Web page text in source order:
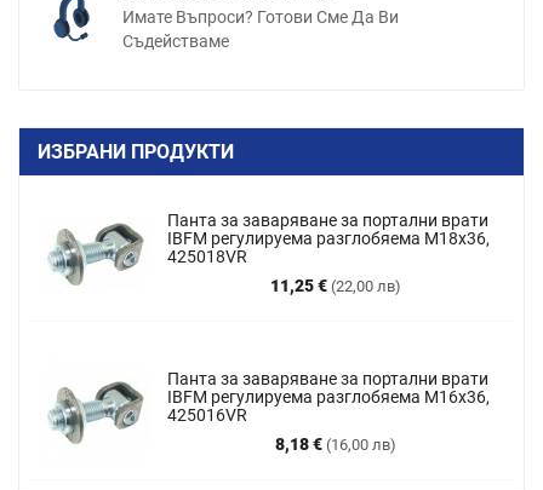
Имате Въпроси? Готови Сме Да Ви
Съдействаме
ИЗБРАНИ ПРОДУКТИ
Панта за заваряване за портални врати
IBFM регулируема разглобяема M18x36,
425018VR
11,25 € (22,00 лв)
Цена
Панта за заваряване за портални врати
IBFM регулируема разглобяема М16х36,
425016VR
8,18 € (16,00 лв)
Цена